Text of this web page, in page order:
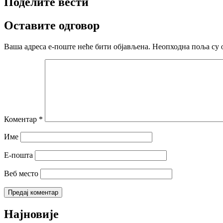
Оставите одговор
Ваша адреса е-поште неће бити објављена. Неопходна поља су
Коментар *
Име
Е-пошта
Веб место
Најновије